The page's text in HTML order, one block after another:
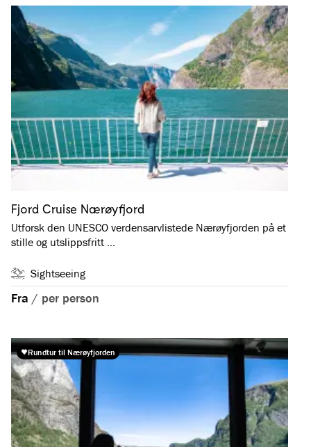
Fjord Cruise Nærøyfjord
Utforsk den UNESCO verdensarvlistede Nærøyfjorden på et
stille og utslippsfritt …
Sightseeing
Fra / per person
Rundtur til Nærøyfjorden